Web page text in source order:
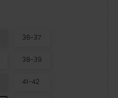
36-37
38-39
41-42